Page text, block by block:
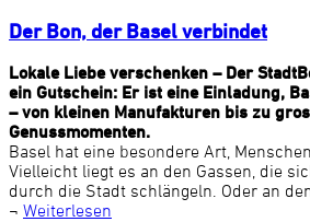
Der Bon, der Basel verbindet
Lokale Liebe verschenken – Der
ein Gutschein: Er ist eine Einladung,
– von kleinen Manufakturen bis zu
Genussmomenten.
Basel hat eine besondere Art,
Vielleicht liegt es an den Gassen, die
durch die Stadt schlängeln. Oder an den
¬ Weiterlesen